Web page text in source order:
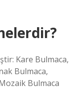
Kare Bulmaca,
Bulmaca,
Bulmaca